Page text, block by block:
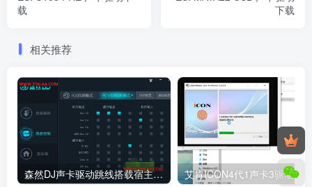
载
下载
相关推荐
森然DJ声卡驱动跳线搭载宿主机架直播全民K歌 设置教程